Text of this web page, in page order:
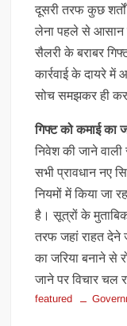
दूसरी तरफ कुछ
लेना पहले से आसान
सैलरी के बराबर
कार्रवाई के दायरे में
सोच समझकर ही
गिफ्ट को कमाई का
निवेश की जाने वाली
सभी प्रावधान नए
नियमों में किया जा
है। सूत्रों के
तरफ जहां राहत देने
का जरिया बनाने से
जाने पर विचार चल
featured